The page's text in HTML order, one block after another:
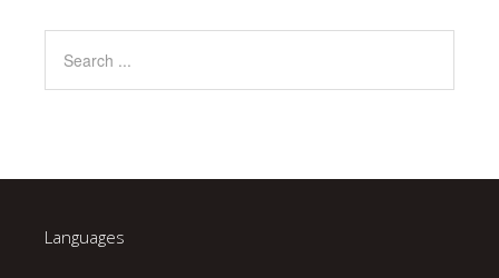
Languages